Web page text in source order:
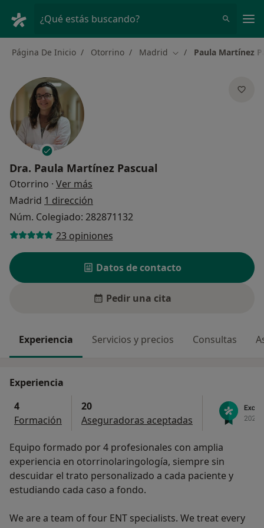
¿Qué estás buscando?
Página De Inicio Otorrino Madrid Cambiar de ciudad
Paula Martínez
Dra. Paula Martínez Pascual
Otorrino · Ver más
Madrid 1 dirección
Núm. Colegiado: 282871132
23 opiniones
Datos de contacto
Pedir una cita
Experiencia Servicios y precios Consultas
Experiencia
4
Formación
20
Aseguradoras aceptadas
Equipo formado por 4 profesionales con amplia
experiencia en otorrinolaringología, siempre sin
descuidar el trato personalizado a cada paciente y
estudiando cada caso a fondo.
We are a team of four ENT specialists. We treat every